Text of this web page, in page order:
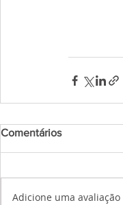
Comentários
Adicione uma avaliação